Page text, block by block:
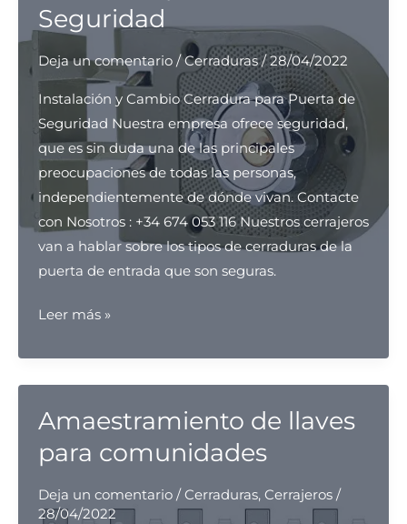
y
Seguridad
Deja un comentario /Cerraduras/28/04/2022
Instalación y Cambio Cerradura para Puerta de
Seguridad Nuestra empresa ofrece seguridad,
que es sin duda una de las principales
preocupaciones de todas las personas,
independientemente de dónde vivan. Contacte
con Nosotros : +34 674 053 116 Nuestros cerrajeros
van a hablar sobre los tipos de cerraduras de la
puerta de entrada que son seguras.
Instalación
Cambio
Cerradura
para
de
Seguridad
Leer más »
Amaestramiento de llaves
para comunidades
Deja un comentario / Cerraduras, Cerrajeros/
28/04/2022